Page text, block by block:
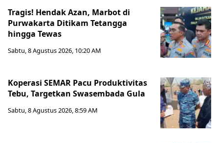
Tragis! Hendak Azan, Marbot di
Purwakarta Ditikam Tetangga
hingga Tewas
Sabtu, 8 Agustus 2026, 10:20 AM
Koperasi SEMAR Pacu Produktivitas
Tebu, Targetkan Swasembada Gula
Sabtu, 8 Agustus 2026, 8:59 AM